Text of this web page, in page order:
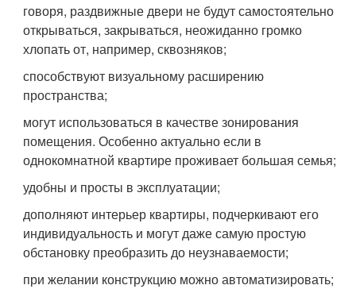
говоря, раздвижные двери не будут самостоятельно
открываться, закрываться, неожиданно громко
хлопать от, например, сквозняков;
способствуют визуальному расширению
пространства;
могут использоваться в качестве зонирования
помещения. Особенно актуально если в
однокомнатной квартире проживает большая семья;
удобны и просты в эксплуатации;
дополняют интерьер квартиры, подчеркивают его
индивидуальность и могут даже самую простую
обстановку преобразить до неузнаваемости;
при желании конструкцию можно автоматизировать;